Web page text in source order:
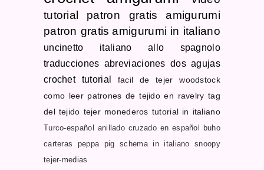
tutorial
patron gratis
amigurumi
patron gratis amigurumi in italiano
uncinetto
italiano allo spagnolo
traducciones abreviaciones dos agujas
crochet tutorial
facil de tejer
woodstock
como leer patrones de tejido en ravelry tag
del tejido tejer monederos tutorial in italiano
Turco-español anillado cruzado en español
buho
carteras
peppa pig schema in italiano
snoopy
tejer-medias